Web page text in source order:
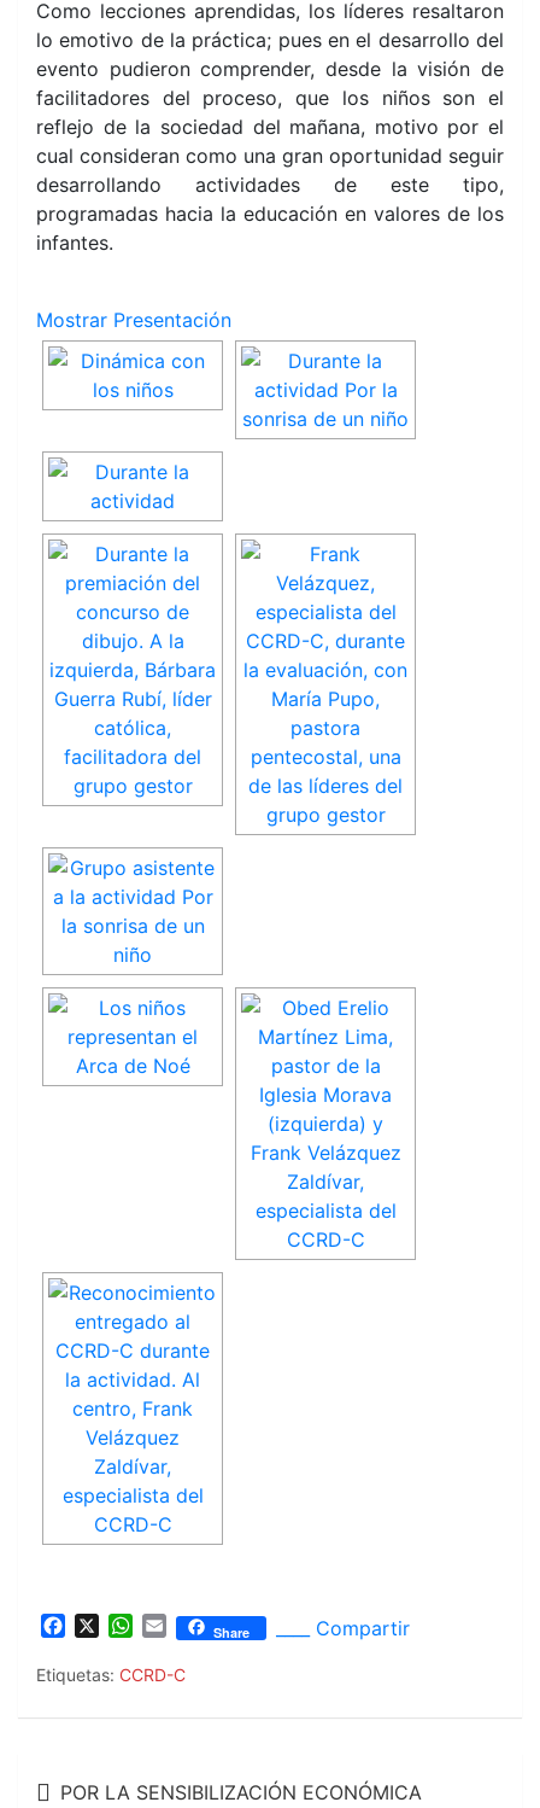
Como lecciones aprendidas, los líderes resaltaron
lo emotivo de la práctica; pues en el desarrollo del
evento pudieron comprender, desde la visión de
facilitadores del proceso, que los niños son el
reflejo de la sociedad del mañana, motivo por el
cual consideran como una gran oportunidad seguir
desarrollando actividades de este tipo,
programadas hacia la educación en valores de los
infantes.
Mostrar Presentación
c
b
k
W
a
s
p
E
a
l
Share ____ Compartir
Etiquetas: CCRD-C
Navegación
POR LA SENSIBILIZACIÓN ECONÓMICA